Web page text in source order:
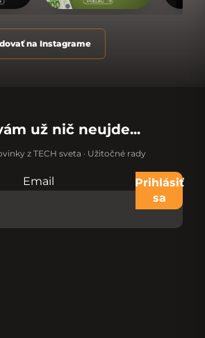
na Instagrame
už nič neujde...
z TECH sveta · Užitočné rady
Nevypĺňajte toto pole:
Email
Prihlásiť
sa